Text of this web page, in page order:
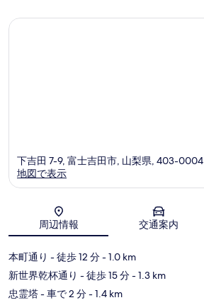
の
地図
下吉田 7-9, 富士吉田市, 山梨県, 403-0004
地図で表示
周辺情報 交通案内
本町通り - 徒歩 12 分- 1.0 km
新世界乾杯通り - 徒歩 15 分- 1.3 km
忠霊塔- 車で 2 分- 1.4 km